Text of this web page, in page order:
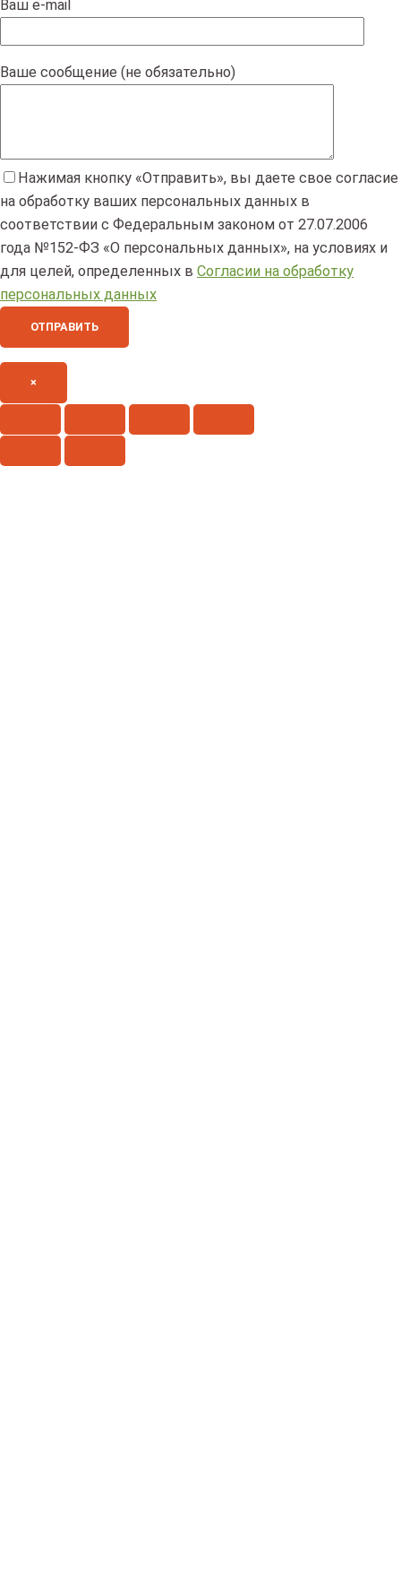
Ваш e-mail
Ваше сообщение (не обязательно)
Нажимая кнопку «Отправить», вы даете свое согласие
на обработку ваших персональных данных в
соответствии с Федеральным законом от 27.07.2006
года №152-ФЗ «О персональных данных», на условиях и
для целей, определенных в Согласии на обработку
персональных данных
×